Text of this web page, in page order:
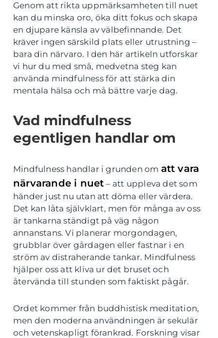
Genom att rikta uppmärksamheten till nuet
kan du minska oro, öka ditt fokus och skapa
en djupare känsla av välbefinnande. Det
kräver ingen särskild plats eller utrustning –
bara din närvaro. I den här artikeln utforskar
vi hur du med små, medvetna steg kan
använda mindfulness för att stärka din
mentala hälsa och må bättre varje dag.
Vad mindfulness
egentligen handlar om
Mindfulness handlar i grunden om att vara
närvarande i nuet – att uppleva det som
händer just nu utan att döma eller värdera.
Det kan låta självklart, men för många av oss
är tankarna ständigt på väg någon
annanstans. Vi planerar morgondagen,
grubblar över gårdagen eller fastnar i en
ström av distraherande tankar. Mindfulness
hjälper oss att kliva ur det bruset och
återvända till stunden som faktiskt pågår.
Ordet kommer från buddhistisk meditation,
men den moderna användningen är sekulär
och vetenskapligt förankrad. Forskning visar